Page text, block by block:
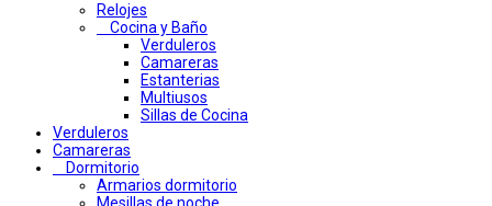
Relojes
Cocina y Baño
Verduleros
Camareras
Estanterias
Multiusos
Sillas de Cocina
Verduleros
Camareras
Dormitorio
Armarios dormitorio